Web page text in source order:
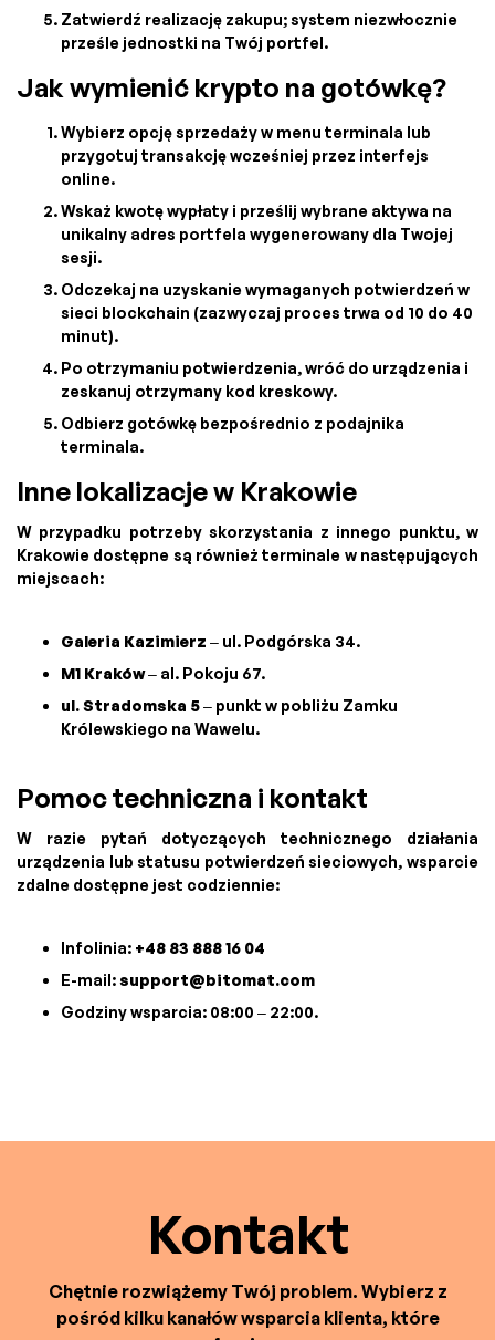
Zatwierdź realizację zakupu; system niezwłocznie
prześle jednostki na Twój portfel.
Jak wymienić krypto na gotówkę?
Wybierz opcję sprzedaży w menu terminala lub
przygotuj transakcję wcześniej przez interfejs
online.
Wskaż kwotę wypłaty i prześlij wybrane aktywa na
unikalny adres portfela wygenerowany dla Twojej
sesji.
Odczekaj na uzyskanie wymaganych potwierdzeń w
sieci blockchain (zazwyczaj proces trwa od 10 do 40
minut).
Po otrzymaniu potwierdzenia, wróć do urządzenia i
zeskanuj otrzymany kod kreskowy.
Odbierz gotówkę bezpośrednio z podajnika
terminala.
Inne lokalizacje w Krakowie
W przypadku potrzeby skorzystania z innego punktu, w
Krakowie dostępne są również terminale w następujących
miejscach:
Galeria Kazimierz – ul. Podgórska 34.
M1 Kraków– al. Pokoju 67.
ul. Stradomska 5– punkt w pobliżu Zamku
Królewskiego na Wawelu.
Pomoc techniczna i kontakt
W razie pytań dotyczących technicznego działania
urządzenia lub statusu potwierdzeń sieciowych, wsparcie
zdalne dostępne jest codziennie:
Infolinia: +48 83 888 16 04
E-mail:support@bitomat.com
Godziny wsparcia: 08:00 – 22:00.
Kontakt
Chętnie rozwiążemy Twój problem. Wybierz z
pośród kilku kanałów wsparcia klienta, które